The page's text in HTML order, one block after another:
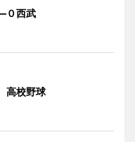
０西武
高校野球